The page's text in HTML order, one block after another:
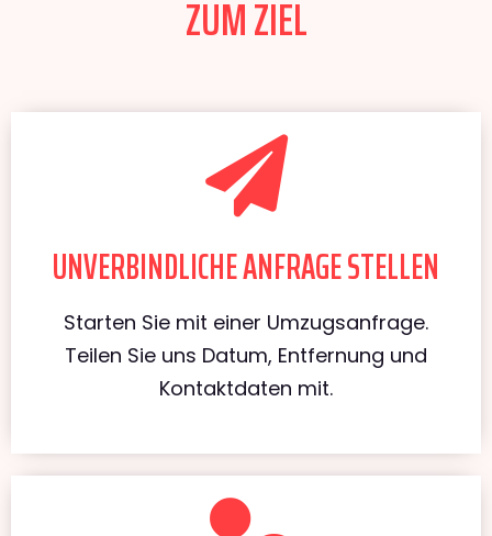
ZUM ZIEL
UNVERBINDLICHE ANFRAGE STELLEN
Starten Sie mit einer Umzugsanfrage.
Teilen Sie uns Datum, Entfernung und
Kontaktdaten mit.